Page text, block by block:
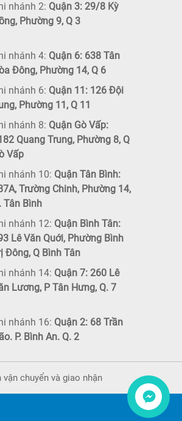
nhánh 2: Quận 3: 29/8 Kỳ
Phường 9, Q 3
nhánh 4: Quận 6: 638 Tân
Đông, Phường 14, Q 6
nhánh 6: Quận 11: 126 Đội
Phường 11, Q 11
nhánh 8: Quận Gò Vấp:
Quang Trung, Phường 8, Q
Vấp
nhánh 10: Quận Tân Bình:
Trường Chinh, Phường 14,
Tân Bình
nhánh 12: Quận Bình Tân:
Lê Văn Quới, Phường Bình
Đông, Q Bình Tân
nhánh 14: Quận 7: 260 Lê
Lương, P Tân Hưng, Q. 7
nhánh 16: Quận 2: 68 Trần
P. Bình An. Q. 2
vận chuyển và giao nhận